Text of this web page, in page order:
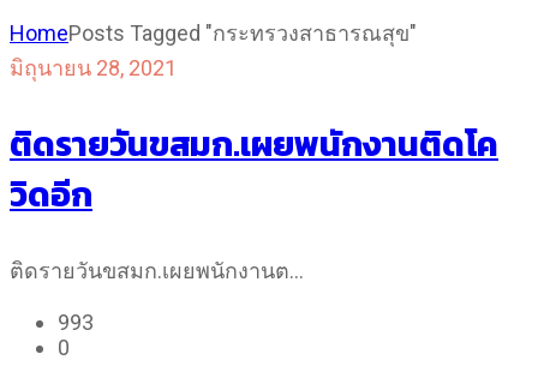
HomePosts Tagged "กระทรวงสาธารณสุข"
มิถุนายน 28, 2021
ติดรายวันขสมก.เผยพนักงานติดโค
วิดอีก
ติดรายวันขสมก.เผยพนักงานต…
993
0